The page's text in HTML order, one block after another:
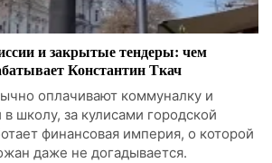
и закрытые тендеры: чем
Константин Ткач
оплачивают коммуналку и
школу, за кулисами городской
финансовая империя, о которой
даже не догадывается.